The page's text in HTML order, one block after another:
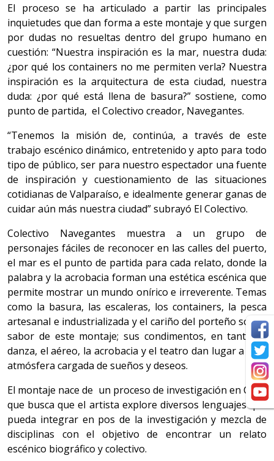
El proceso se ha articulado a partir las principales
inquietudes que dan forma a este montaje y que surgen
por dudas no resueltas dentro del grupo humano en
cuestión: “Nuestra inspiración es la mar, nuestra duda:
¿por qué los containers no me permiten verla? Nuestra
inspiración es la arquitectura de esta ciudad, nuestra
duda: ¿por qué está llena de basura?” sostiene, como
punto de partida, el Colectivo creador, Navegantes.
“Tenemos la misión de, continúa, a través de este
trabajo escénico dinámico, entretenido y apto para todo
tipo de público, ser para nuestro espectador una fuente
de inspiración y cuestionamiento de las situaciones
cotidianas de Valparaíso, e idealmente generar ganas de
cuidar aún más nuestra ciudad” subrayó El Colectivo.
Colectivo Navegantes muestra a un grupo de
personajes fáciles de reconocer en las calles del puerto,
el mar es el punto de partida para cada relato, donde la
palabra y la acrobacia forman una estética escénica que
permite mostrar un mundo onírico e irreverente. Temas
como la basura, las escaleras, los containers, la pesca
artesanal e industrializada y el cariño del porteño son el
sabor de este montaje; sus condimentos, en tanto: la
danza, el aéreo, la acrobacia y el teatro dan lugar a esta
atmósfera cargada de sueños y deseos.
El montaje nace de un proceso de investigación en Circo
que busca que el artista explore diversos lenguajes que
pueda integrar en pos de la investigación y mezcla de
disciplinas con el objetivo de encontrar un relato
escénico biográfico y colectivo.